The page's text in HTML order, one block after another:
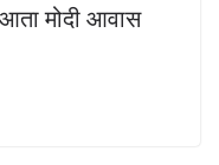
मोदी आवास